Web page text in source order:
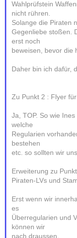
Wahlprüfstein
nicht rühren.
Solange die Piraten
Gegenliebe stoßen.
erst noch
beweisen, bevor die
Daher bin ich dafür,
Zu Punkt 2 : Flyer
Ja, TOP. So wie
welche
Regularien
bestehen
etc. so sollten wir
Erweiterung zu
Piraten-LVs und
Erst wenn wir
es
Überregularien und
können wir
nach draussen.